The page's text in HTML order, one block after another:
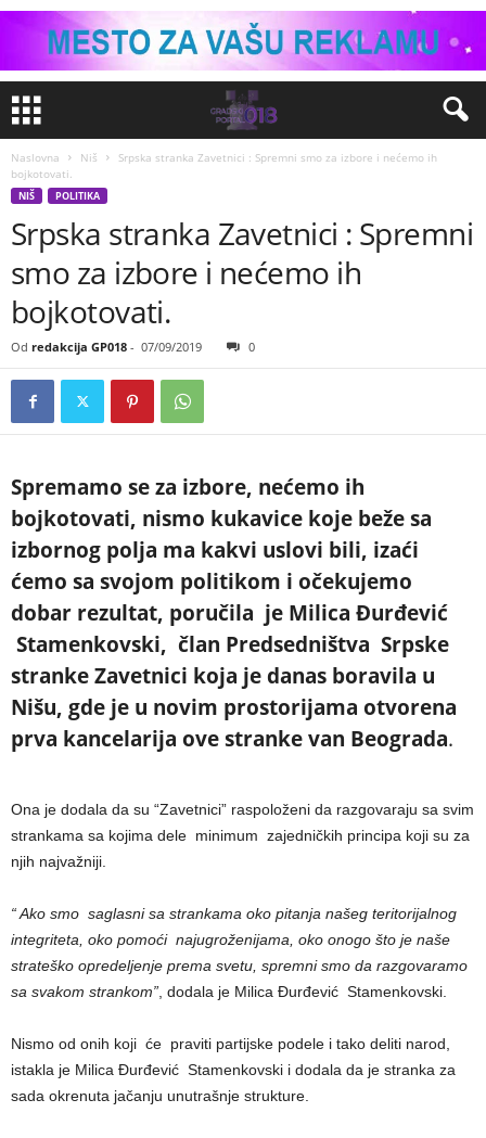
Naslovna Niš
Srpska stranka Zavetnici : Spremni smo za izbore i nećemo ih
bojkotovati.
NIŠ POLITIKA
Srpska stranka Zavetnici : Spremni
smo za izbore i nećemo ih
bojkotovati.
Od redakcija GP018 - 07/09/2019 0
Spremamo se za izbore, nećemo ih
bojkotovati, nismo kukavice koje beže sa
izbornog polja ma kakvi uslovi bili, izaći
ćemo sa svojom politikom i očekujemo
dobar rezultat, poručila je Milica Đurđević
Stamenkovski, član Predsedništva Srpske
stranke Zavetnici koja je danas boravila u
Nišu, gde je u novim prostorijama otvorena
prva kancelarija ove stranke van Beograda.
Ona je dodala da su “Zavetnici” raspoloženi da razgovaraju sa svim
strankama sa kojima dele minimum zajedničkih principa koji su za
njih najvažniji.
“ Ako smo saglasni sa strankama oko pitanja našeg teritorijalnog
integriteta, oko pomoći najugroženijama, oko onogo što je naše
strateško opredeljenje prema svetu, spremni smo da razgovaramo
sa svakom strankom” , dodala je Milica Đurđević Stamenkovski.
Nismo od onih koji će praviti partijske podele i tako deliti narod,
istakla je Milica Đurđević Stamenkovski i dodala da je stranka za
sada okrenuta jačanju unutrašnje strukture.